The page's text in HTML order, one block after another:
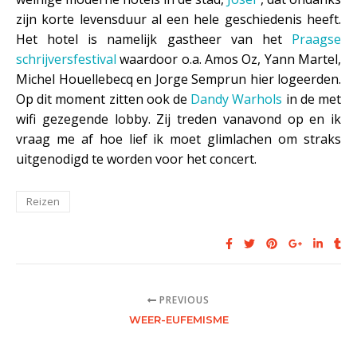
zijn korte levensduur al een hele geschiedenis heeft.
Het hotel is namelijk gastheer van het Praagse
schrijversfestival waardoor o.a. Amos Oz, Yann Martel,
Michel Houellebecq en Jorge Semprun hier logeerden.
Op dit moment zitten ook de Dandy Warhols in de met
wifi gezegende lobby. Zij treden vanavond op en ik
vraag me af hoe lief ik moet glimlachen om straks
uitgenodigd te worden voor het concert.
Reizen
PREVIOUS
WEER-EUFEMISME